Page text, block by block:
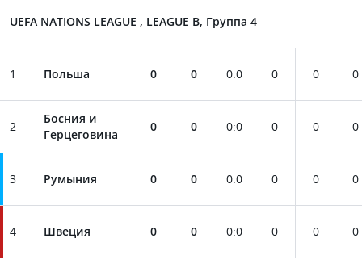
UEFA NATIONS LEAGUE , LEAGUE B, Группа 4
1 Польша 0 0 0:0 0 0 0
2
Босния и
Герцеговина
0 0 0:0 0 0 0
3 Румыния 0 0 0:0 0 0 0
4 Швеция 0 0 0:0 0 0 0